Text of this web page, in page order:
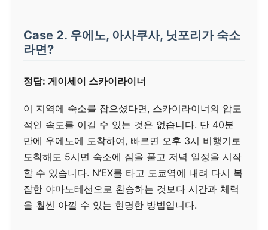
Case 2. 우에노, 아사쿠사, 닛포리가 숙소
라면?
정답: 게이세이 스카이라이너
이 지역에 숙소를 잡으셨다면, 스카이라이너의 압도
적인 속도를 이길 수 있는 것은 없습니다. 단 40분
만에 우에노에 도착하여, 빠르면 오후 3시 비행기로
도착해도 5시면 숙소에 짐을 풀고 저녁 일정을 시작
할 수 있습니다. N’EX를 타고 도쿄역에 내려 다시 복
잡한 야마노테선으로 환승하는 것보다 시간과 체력
을 훨씬 아낄 수 있는 현명한 방법입니다.